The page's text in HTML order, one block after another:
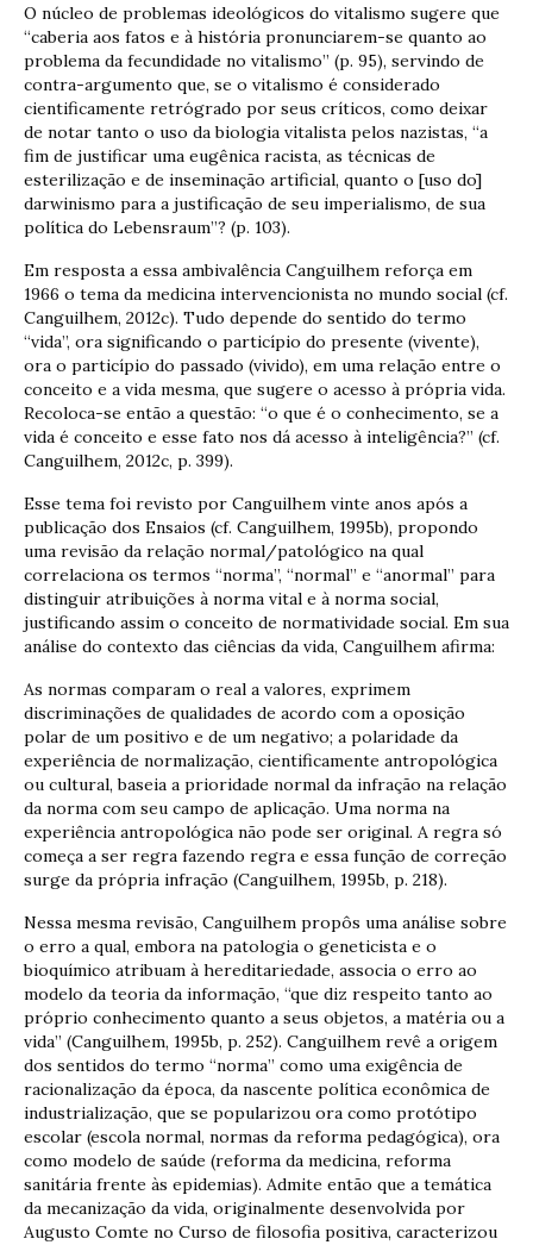
O núcleo de problemas ideológicos do vitalismo sugere que
“caberia aos fatos e à história pronunciarem-se quanto ao
problema da fecundidade no vitalismo” (p. 95), servindo de
contra-argumento que, se o vitalismo é considerado
cientificamente retrógrado por seus críticos, como deixar
de notar tanto o uso da biologia vitalista pelos nazistas, “a
fim de justificar uma eugênica racista, as técnicas de
esterilização e de inseminação artificial, quanto o [uso do]
darwinismo para a justificação de seu imperialismo, de sua
política do Lebensraum”? (p. 103).
Em resposta a essa ambivalência Canguilhem reforça em
1966 o tema da medicina intervencionista no mundo social (cf.
Canguilhem, 2012c). Tudo depende do sentido do termo
“vida”, ora significando o particípio do presente (vivente),
ora o particípio do passado (vivido), em uma relação entre o
conceito e a vida mesma, que sugere o acesso à própria vida.
Recoloca-se então a questão: “o que é o conhecimento, se a
vida é conceito e esse fato nos dá acesso à inteligência?” (cf.
Canguilhem, 2012c, p. 399).
Esse tema foi revisto por Canguilhem vinte anos após a
publicação dos Ensaios (cf. Canguilhem, 1995b), propondo
uma revisão da relação normal/patológico na qual
correlaciona os termos “norma”, “normal” e “anormal” para
distinguir atribuições à norma vital e à norma social,
justificando assim o conceito de normatividade social. Em sua
análise do contexto das ciências da vida, Canguilhem afirma:
As normas comparam o real a valores, exprimem
discriminações de qualidades de acordo com a oposição
polar de um positivo e de um negativo; a polaridade da
experiência de normalização, cientificamente antropológica
ou cultural, baseia a prioridade normal da infração na relação
da norma com seu campo de aplicação. Uma norma na
experiência antropológica não pode ser original. A regra só
começa a ser regra fazendo regra e essa função de correção
surge da própria infração (Canguilhem, 1995b, p. 218).
Nessa mesma revisão, Canguilhem propôs uma análise sobre
o erro a qual, embora na patologia o geneticista e o
bioquímico atribuam à hereditariedade, associa o erro ao
modelo da teoria da informação, “que diz respeito tanto ao
próprio conhecimento quanto a seus objetos, a matéria ou a
vida” (Canguilhem, 1995b, p. 252). Canguilhem revê a origem
dos sentidos do termo “norma” como uma exigência de
racionalização da época, da nascente política econômica de
industrialização, que se popularizou ora como protótipo
escolar (escola normal, normas da reforma pedagógica), ora
como modelo de saúde (reforma da medicina, reforma
sanitária frente às epidemias). Admite então que a temática
da mecanização da vida, originalmente desenvolvida por
Augusto Comte no Curso de filosofia positiva, caracterizou